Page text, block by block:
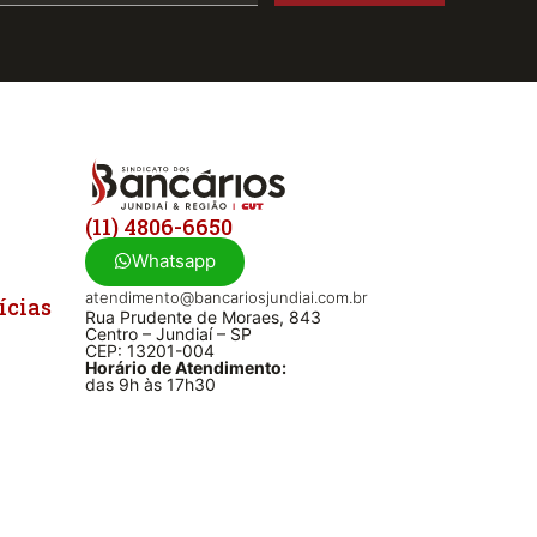
(11) 4806-6650
Whatsapp
atendimento@bancariosjundiai.com.br
Rua Prudente de Moraes, 843
Centro – Jundiaí – SP
CEP: 13201-004
Horário de Atendimento:
das 9h às 17h30